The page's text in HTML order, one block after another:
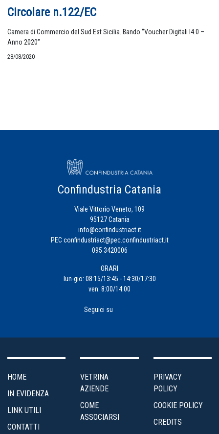
Circolare n.122/EC
Camera di Commercio del Sud Est Sicilia. Bando “Voucher Digitali I4.0 –
Anno 2020”
28/08/2020
Confindustria Catania
Viale Vittorio Veneto, 109
95127 Catania
info@confindustriact.it
PEC confindustriact@pec.confindustriact.it
095 3420006
ORARI
lun-gio: 08:15/13:45 - 14:30/17:30
ven: 8:00/14:00
Seguici su
HOME
IN EVIDENZA
LINK UTILI
CONTATTI
VETRINA
AZIENDE
COME
ASSOCIARSI
PRIVACY
POLICY
COOKIE POLICY
CREDITS